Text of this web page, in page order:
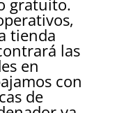
gratuito.
tienda
las
en
con
de